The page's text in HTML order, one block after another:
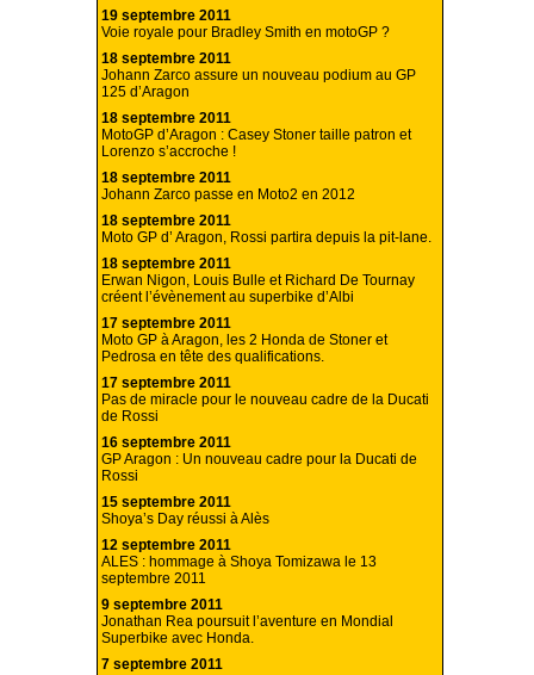
19 septembre 2011
Voie royale pour Bradley Smith en motoGP ?
18 septembre 2011
Johann Zarco assure un nouveau podium au GP
125 d’Aragon
18 septembre 2011
MotoGP d’Aragon : Casey Stoner taille patron et
Lorenzo s’accroche !
18 septembre 2011
Johann Zarco passe en Moto2 en 2012
18 septembre 2011
Moto GP d’ Aragon, Rossi partira depuis la pit-lane.
18 septembre 2011
Erwan Nigon, Louis Bulle et Richard De Tournay
créent l’évènement au superbike d’Albi
17 septembre 2011
Moto GP à Aragon, les 2 Honda de Stoner et
Pedrosa en tête des qualifications.
17 septembre 2011
Pas de miracle pour le nouveau cadre de la Ducati
de Rossi
16 septembre 2011
GP Aragon : Un nouveau cadre pour la Ducati de
Rossi
15 septembre 2011
Shoya’s Day réussi à Alès
12 septembre 2011
ALES : hommage à Shoya Tomizawa le 13
septembre 2011
9 septembre 2011
Jonathan Rea poursuit l’aventure en Mondial
Superbike avec Honda.
7 septembre 2011